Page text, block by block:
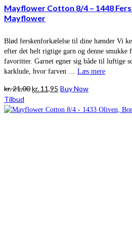
Mayflower Cotton 8/4 – 1448
Mayflower
Blød ferskenforkælelse til dine hænder Vi
efter det helt rigtige garn og denne smukke
favoritter. Garnet egner sig både til luftige
karklude, hvor farven … Læs mere
kr.21,00Den
pris
kr. 11,95 Den
pris
Buy Now
Tilbud